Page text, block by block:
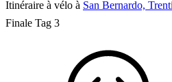
Itinéraire à vélo à San Bernardo,
Finale Tag 3